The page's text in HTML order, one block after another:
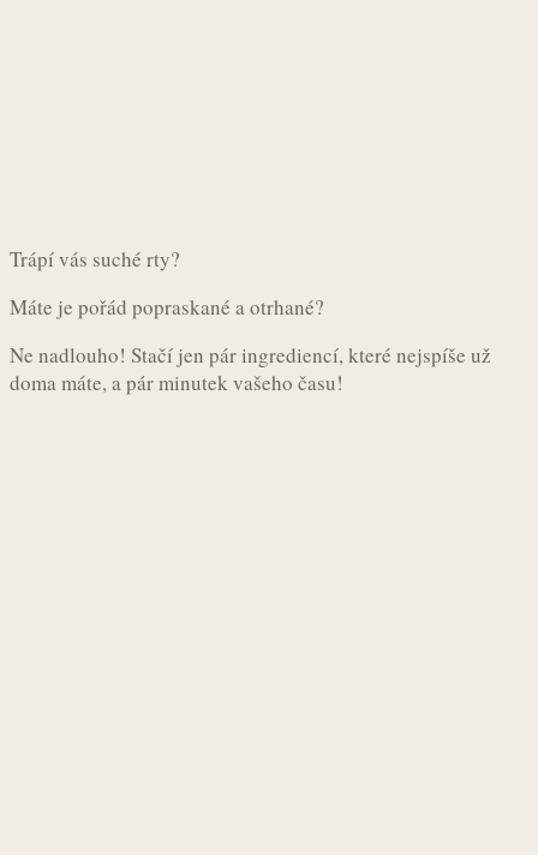
Trápí vás suché rty?
Máte je pořád popraskané a otrhané?
Ne nadlouho! Stačí jen pár ingrediencí, které nejspíše už
doma máte, a pár minutek vašeho času!